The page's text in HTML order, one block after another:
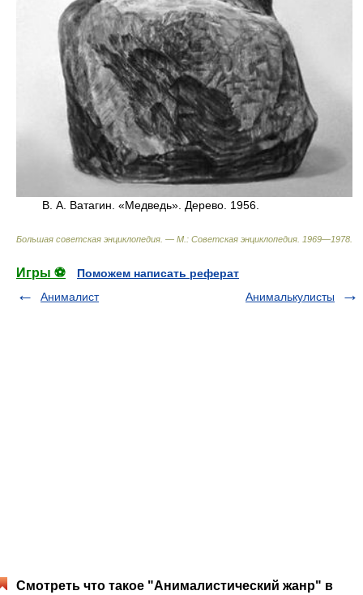
В. А. Ватагин. «Медведь». Дерево. 1956.
Большая советская энциклопедия. — М.: Советская энциклопедия. 1969—1978.
Игры ⚽
Поможем написать реферат
Анималист
Анималькулисты
Смотреть что такое "Анималистический жанр" в